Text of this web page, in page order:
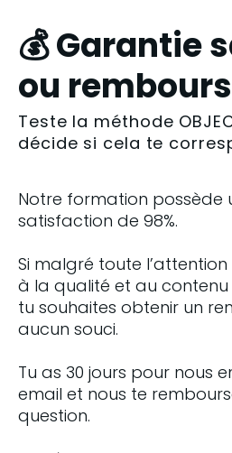
💰 Garantie
ou
Teste la méthode
décide si cela te
Notre formation possède
satisfaction de 98%.
Si malgré toute
à la qualité et au
tu souhaites obtenir un
aucun souci.
Tu as 30 jours pour nous
email et nous te
question.